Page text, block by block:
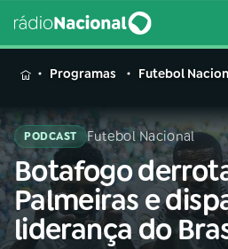
MENU
Buscar
na
Rádio
Nacional
Buscar
Programas Futebol
PODCAST Futebol Nacional
Botafogo
Palmeiras e
liderança do